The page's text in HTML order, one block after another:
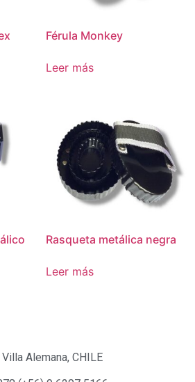
Férula Monkey
Leer más
Rasqueta metálica negra
Leer más
Alemana, CHILE